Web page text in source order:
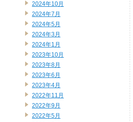
2024年10月
2024年7月
2024年5月
2024年3月
2024年1月
2023年10月
2023年8月
2023年6月
2023年4月
2022年11月
2022年9月
2022年5月